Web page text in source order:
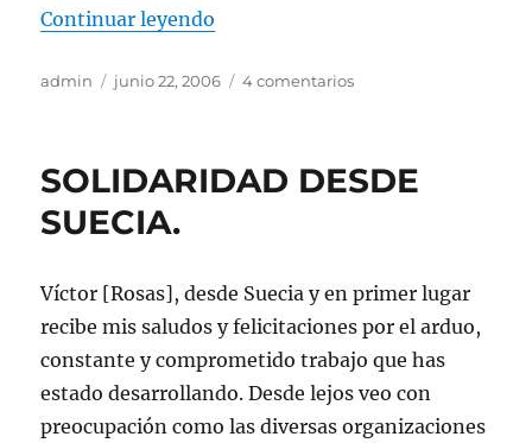
Continuar leyendo
Autor
admin
Publicado
junio 22, 2006 4 comentariosen
Y
LA
LEY
19.992
EL
FACTOR
SOLIDARIDAD DESDE
SUECIA.
Víctor [Rosas], desde Suecia y en primer lugar
recibe mis saludos y felicitaciones por el arduo,
constante y comprometido trabajo que has
estado desarrollando. Desde lejos veo con
preocupación como las diversas organizaciones